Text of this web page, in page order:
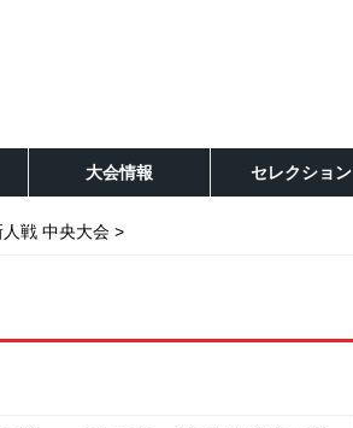
大会情報 セレクション
戦 中央大会